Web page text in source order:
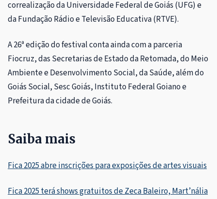
correalização da Universidade Federal de Goiás (UFG) e
da Fundação Rádio e Televisão Educativa (RTVE).
A 26ª edição do festival conta ainda com a parceria
Fiocruz, das Secretarias de Estado da Retomada, do Meio
Ambiente e Desenvolvimento Social, da Saúde, além do
Goiás Social, Sesc Goiás, Instituto Federal Goiano e
Prefeitura da cidade de Goiás.
Saiba mais
Fica 2025 abre inscrições para exposições de artes visuais
Fica 2025 terá shows gratuitos de Zeca Baleiro, Mart’nália